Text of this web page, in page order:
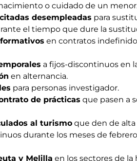
o cuidado de un
desempleadas para
el tiempo que dure la
en contratos
a fijos-discontinuos en
en alternancia.
para personas investigador.
de prácticas que pasen a
al turismo que den de
durante los meses de
y Melilla en los sectores de